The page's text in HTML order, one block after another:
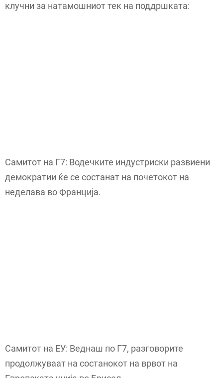
клучни за натамошниот тек на поддршката:
Самитот на Г7: Водечките индустриски развиени
демократии ќе се состанат на почетокот на
неделава во Франција.
Самитот на ЕУ: Веднаш по Г7, разговорите
продолжуваат на состанокот на врвот на